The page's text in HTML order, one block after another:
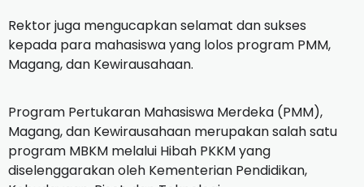
Rektor juga mengucapkan selamat dan sukses
kepada para mahasiswa yang lolos program PMM,
Magang, dan Kewirausahaan.
Program Pertukaran Mahasiswa Merdeka (PMM),
Magang, dan Kewirausahaan merupakan salah satu
program MBKM melalui Hibah PKKM yang
diselenggarakan oleh Kementerian Pendidikan,